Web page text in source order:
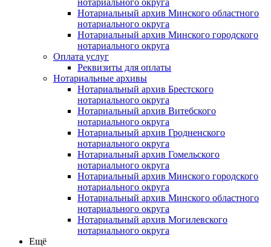
Нотариальный архив Минского областного
нотариального округа
Нотариальный архив Минского городского
нотариального округа
Оплата услуг
Реквизиты для оплаты
Нотариальные архивы
Нотариальный архив Брестского
нотариального округа
Нотариальный архив Витебского
нотариального округа
Нотариальный архив Гродненского
нотариального округа
Нотариальный архив Гомельского
нотариального округа
Нотариальный архив Минского городского
нотариального округа
Нотариальный архив Минского областного
нотариального округа
Нотариальный архив Могилевского
нотариального округа
Ещё